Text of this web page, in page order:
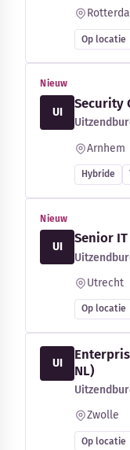
Op locatie
Nieuw
UI
Security
Arnhem
Hybride
Nieuw
UI
Senior
Utrecht
Op locatie
UI
NL)
Zwolle
Op locatie